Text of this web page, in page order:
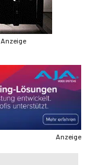
Anzeige
Anzeige